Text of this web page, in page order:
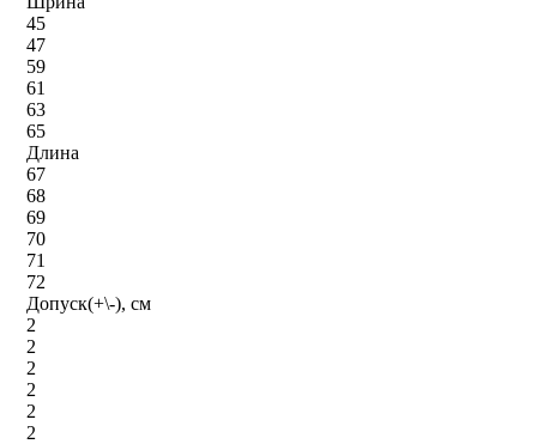
45
47
59
61
63
65
Длина
67
68
69
70
71
72
Допуск(+\-), см
2
2
2
2
2
2